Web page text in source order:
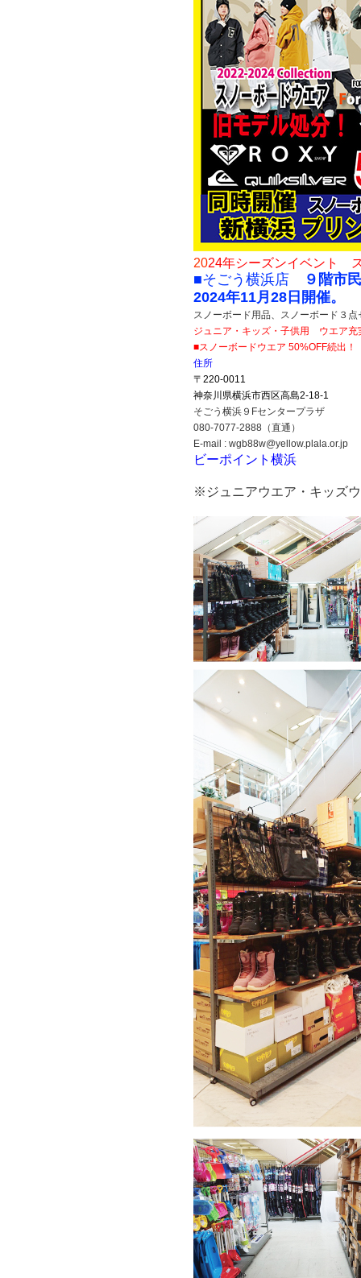
2024年シーズンイベント
■そごう横浜店
９階市
2024年11月28日開催。
スノーボード用品、スノーボード３
ジュニア・キッズ・子供用 ウエア充
■スノーボードウエア 50%OFF続出！
住所
〒220-0011
神奈川県横浜市西区高島2-18-1
そごう横浜９Fセンタープラザ
080-7077-2888（直通）
E-mail : wgb88w@yellow.plala.or.jp
ビーポイント横浜
※ジュニアウエア・キッズ